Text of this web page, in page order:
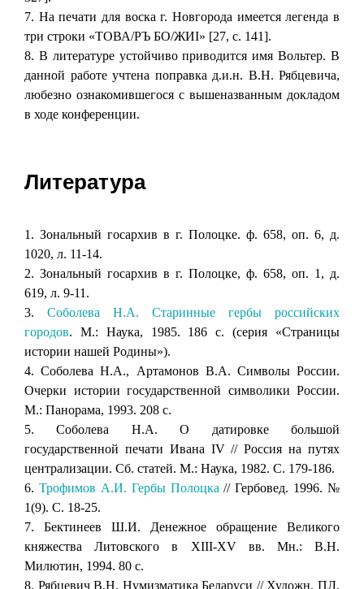
7. На печати для воска г. Новгорода имеется легенда в
три строки «ТОВА/РЪ БО/ЖИI» [27, с. 141].
8. В литературе устойчиво приводится имя Вольтер. В
данной работе учтена поправка д.и.н. В.Н. Рябцевича,
любезно ознакомившегося с вышеназванным докладом
в ходе конференции.
Литература
1. Зональный госархив в г. Полоцке. ф. 658, оп. 6, д.
1020, л. 11-14.
2. Зональный госархив в г. Полоцке, ф. 658, оп. 1, д.
619, л. 9-11.
3. Соболева Н.А. Старинные гербы российских
городов. М.: Наука, 1985. 186 с. (серия «Страницы
истории нашей Родины»).
4. Соболева Н.А., Артамонов В.А. Символы России.
Очерки истории государственной символики России.
М.: Панорама, 1993. 208 с.
5. Соболева Н.А. О датировке большой
государственной печати Ивана IV // Россия на путях
централизации. Сб. статей. М.: Наука, 1982. С. 179-186.
6. Трофимов А.И. Гербы Полоцка // Гербовед. 1996. №
1(9). С. 18-25.
7. Бектинеев Ш.И. Денежное обращение Великого
княжества Литовского в XIII-XV вв. Мн.: В.Н.
Милютин, 1994. 80 с.
8. Рябцевич В.Н. Нумизматика Беларуси // Художн. ПЛ.